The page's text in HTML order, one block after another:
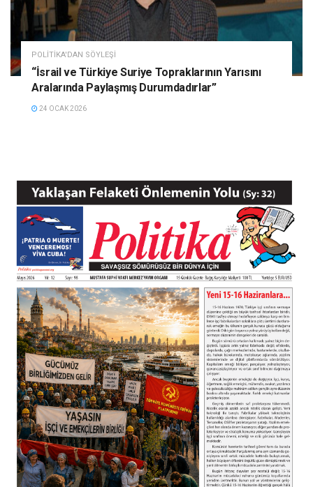
POLITIKA'DAN SÖYLEŞI
“İsrail ve Türkiye Suriye Topraklarının Yarısını
Aralarında Paylaşmış Durumdadırlar”
24 OCAK 2026